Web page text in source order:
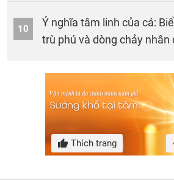
10
Ý nghĩa tâm linh của cá:
trù phú và dòng chảy nhân
Thích trang